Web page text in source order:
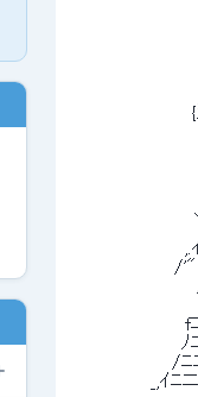
＿　
_　-=ニ
_.-ニニニ
{ニニニニ
ヽニニニ
ヽニニニ
',￣__　　
/乂二二ﾆ＝
､＿///,＼
,.ｲ/////,＼ニニ
,.ｲ//////／
/'" ./,イ V
/　j/ヽl/l｀ ｰ-
' V/,V!　
fニ-二V/小
ﾉニニニ=-
/ﾆニニニニ
_,ｲﾆニニニ